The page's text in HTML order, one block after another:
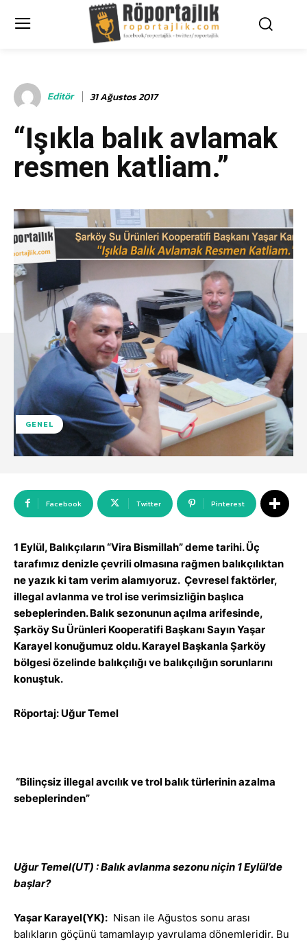
Editör 31 Ağustos 2017
“Işıkla balık avlamak
resmen katliam.”
GENEL
Facebook Twitter Pinterest
1 Eylül, Balıkçıların “Vira Bismillah” deme tarihi. Üç
tarafımız denizle çevrili olmasına rağmen balıkçılıktan
ne yazık ki tam verim alamıyoruz. Çevresel faktörler,
illegal avlanma ve trol ise verimsizliğin başlıca
sebeplerinden. Balık sezonunun açılma arifesinde,
Şarköy Su Ürünleri Kooperatifi Başkanı Sayın Yaşar
Karayel konuğumuz oldu. Karayel Başkanla Şarköy
bölgesi özelinde balıkçılığı ve balıkçılığın sorunlarını
konuştuk.
Röportaj: Uğur Temel
“Bilinçsiz illegal avcılık ve trol balık türlerinin azalma
sebeplerinden”
Uğur Temel(UT) : Balık avlanma sezonu niçin 1 Eylül’de
başlar?
Yaşar Karayel(YK): Nisan ile Ağustos sonu arası
balıkların göçünü tamamlayıp yavrulama dönemleridir. Bu